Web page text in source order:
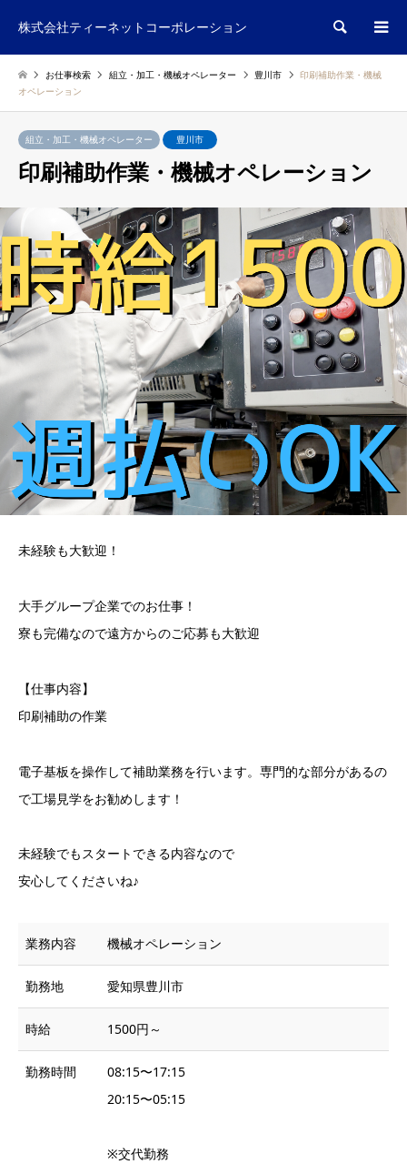
株式会社ティーネットコーポレーション 検索
お仕事検索 組立・加工・機械オペレーター 豊川市
印刷補助作業・機械
オペレーション
組立・加工・機械オペレーター 豊川市
印刷補助作業・機械オペレーション
未経験も大歓迎！
大手グループ企業でのお仕事！
寮も完備なので遠方からのご応募も大歓迎
【仕事内容】
印刷補助の作業
電子基板を操作して補助業務を行います。専門的な部分があるの
で工場見学をお勧めします！
未経験でもスタートできる内容なので
安心してくださいね♪
業務内容 機械オペレーション
勤務地 愛知県豊川市
時給 1500円～
勤務時間
08:15〜17:15
20:15〜05:15
※交代勤務